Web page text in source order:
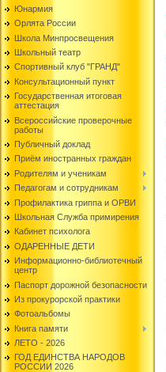
Юнармия
Орлята России
Школа Минпросвещения
Школьный театр
Спортивный клуб "ГРАНД"
Консультационный пункт
Государственная итоговая
аттестация
Всероссийские проверочные
работы
Публичный доклад
Приём иностранных граждан
Родителям и ученикам
Педагогам и сотрудникам
Профилактика гриппа и ОРВИ
Школьная Служба примирения
Кабинет психолога
ОДАРЕННЫЕ ДЕТИ
Информационно-библиотечный
центр
Паспорт дорожной безопасности
Из прокурорской практики
Фотоальбомы
Книга памяти
ЛЕТО - 2026
ГОД ЕДИНСТВА НАРОДОВ
РОССИИ 2026